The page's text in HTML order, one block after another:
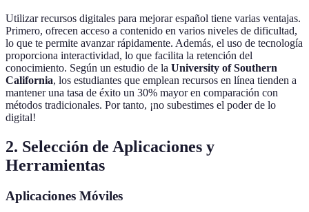
Utilizar recursos digitales para mejorar español tiene varias ventajas.
Primero, ofrecen acceso a contenido en varios niveles de dificultad,
lo que te permite avanzar rápidamente. Además, el uso de tecnología
proporciona interactividad, lo que facilita la retención del
conocimiento. Según un estudio de la University of Southern
California, los estudiantes que emplean recursos en línea tienden a
mantener una tasa de éxito un 30% mayor en comparación con
métodos tradicionales. Por tanto, ¡no subestimes el poder de lo
digital!
2. Selección de Aplicaciones y
Herramientas
Aplicaciones Móviles